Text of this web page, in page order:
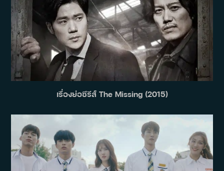
เรื่องย่อซีรีส์ The Missing (2015)